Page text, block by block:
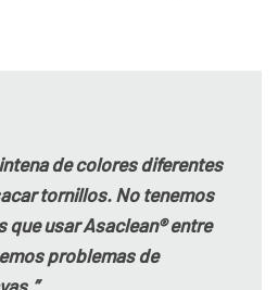
de colores diferentes
tornillos. No tenemos
que usar Asaclean® entre
problemas de